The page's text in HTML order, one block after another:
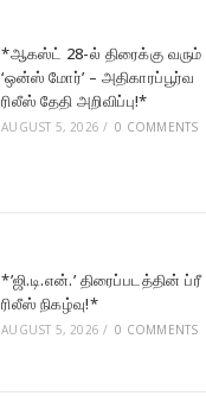
*ஆகஸ்ட் 28-ல் திரைக்கு வரும்
‘ஒன்ஸ் மோர்’ – அதிகாரப்பூர்வ
ரிலீஸ் தேதி அறிவிப்பு!*
AUGUST 5, 2026 / 0 COMMENTS
*’ஜி.டி.என்.’ திரைப்படத்தின் ப்ரீ
ரிலீஸ் நிகழ்வு!*
AUGUST 5, 2026 / 0 COMMENTS